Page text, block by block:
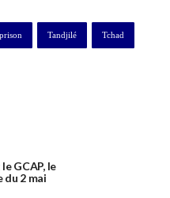
prison Tandjilé Tchad
GCAP, le
2 mai